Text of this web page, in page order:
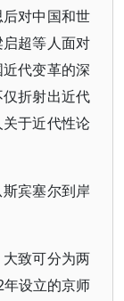
对中国和世
超等人面对
代变革的深
折射出近代
于近代性论
宾塞尔到岸
致可分为两
设立的京师